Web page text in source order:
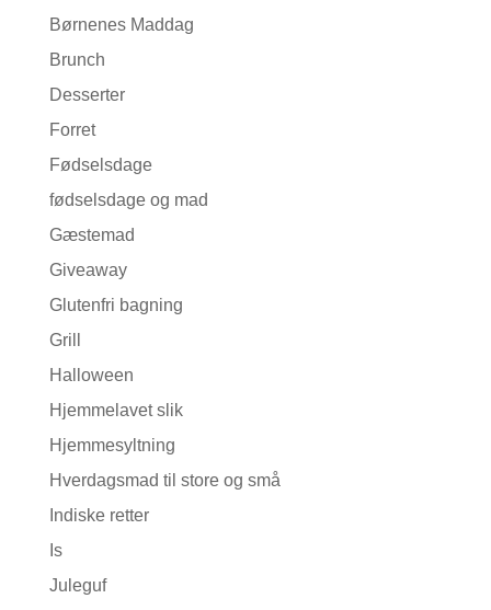
Børnenes Maddag
Brunch
Desserter
Forret
Fødselsdage
fødselsdage og mad
Gæstemad
Giveaway
Glutenfri bagning
Grill
Halloween
Hjemmelavet slik
Hjemmesyltning
Hverdagsmad til store og små
Indiske retter
Is
Juleguf